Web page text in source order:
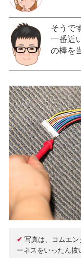
そうで
一番近
の棒を
✔写真は、コムエ
ーネスをいったん抜